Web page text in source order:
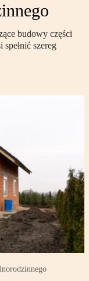
budowy części
szereg